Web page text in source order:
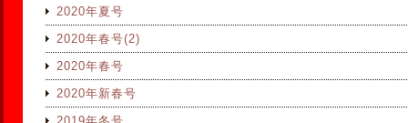
2020年夏号
2020年春号(2)
2020年春号
2020年新春号